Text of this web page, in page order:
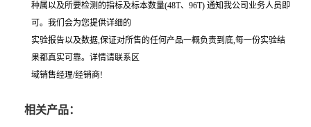
种属以及所要检测的指标及标本数量(48T、96T) 通知我公司业务人员即
可。我们会为您提供详细的
实验报告以及数据,保证对所售的任何产品一概负责到底,每一份实验结
果都真实可靠。详情请联系区
域销售经理/经销商!
相关产品：